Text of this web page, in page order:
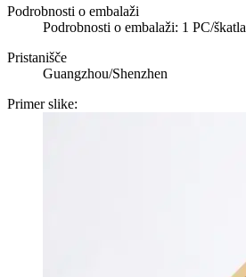
Podrobnosti o embalaži
Podrobnosti o embalaži: 1 PC/škatla
Pristanišče
Guangzhou/Shenzhen
Primer slike: